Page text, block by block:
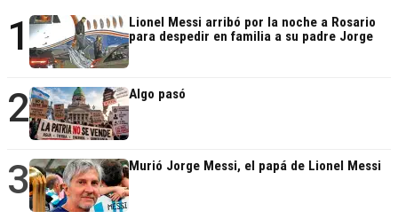
1
Lionel Messi arribó por la noche a Rosario
para despedir en familia a su padre Jorge
2 Algo pasó
3 Murió Jorge Messi, el papá de Lionel Messi